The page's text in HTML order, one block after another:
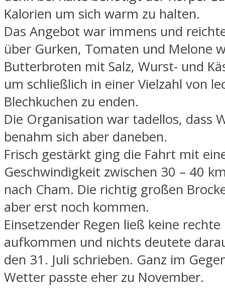
Kalorien um sich warm zu halten.
Das Angebot war immens und
über Gurken, Tomaten und Melone
Butterbroten mit Salz, Wurst- und
um schließlich in einer Vielzahl von
Blechkuchen zu enden.
Die Organisation war tadellos, dass
benahm sich aber daneben.
Frisch gestärkt ging die Fahrt mit
Geschwindigkeit zwischen 30 – 40
nach Cham. Die richtig großen
aber erst noch kommen.
Einsetzender Regen ließ keine rechte
aufkommen und nichts deutete
den 31. Juli schrieben. Ganz im
Wetter passte eher zu November.